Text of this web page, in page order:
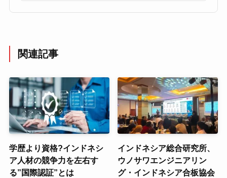
関連記事
学歴より資格?インドネシ
ア人材の競争力を左右す
る”国際認証”とは
インドネシア総合研究所、
ウノサワエンジニアリン
グ・インドネシア合板協会